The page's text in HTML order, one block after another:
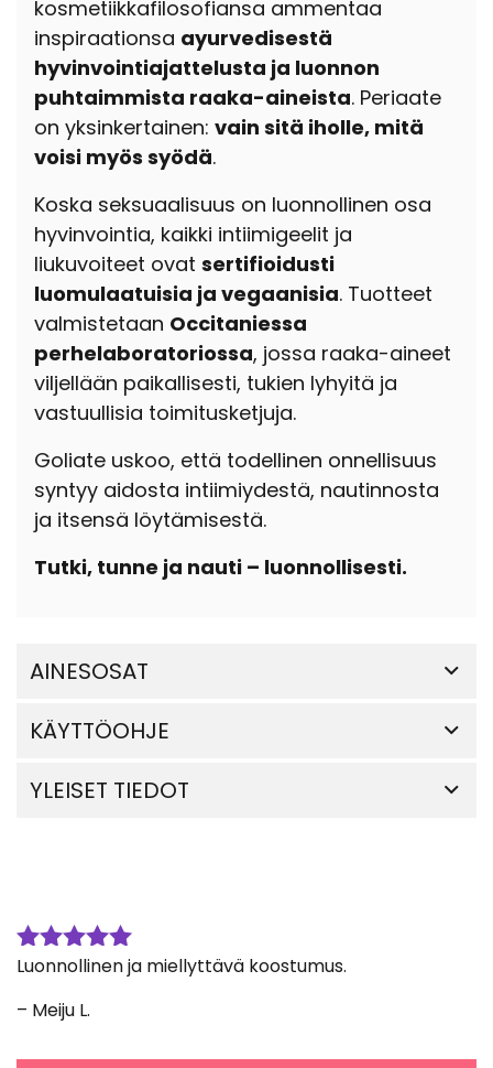
kosmetiikkafilosofiansa ammentaa
inspiraationsa ayurvedisestä
hyvinvointiajattelusta ja luonnon
puhtaimmista raaka-aineista. Periaate
on yksinkertainen: vain sitä iholle, mitä
voisi myös syödä.
Koska seksuaalisuus on luonnollinen osa
hyvinvointia, kaikki intiimigeelit ja
liukuvoiteet ovat sertifioidusti
luomulaatuisia ja vegaanisia. Tuotteet
valmistetaan Occitaniessa
perhelaboratoriossa, jossa raaka-aineet
viljellään paikallisesti, tukien lyhyitä ja
vastuullisia toimitusketjuja.
Goliate uskoo, että todellinen onnellisuus
syntyy aidosta intiimiydestä, nautinnosta
ja itsensä löytämisestä.
Tutki, tunne ja nauti – luonnollisesti.
AINESOSAT
KÄYTTÖOHJE
YLEISET TIEDOT
Arvostelu
5 / 5
Luonnollinen ja miellyttävä koostumus.
– Meiju L.